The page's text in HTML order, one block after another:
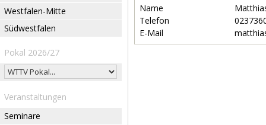
Westfalen-Mitte
Südwestfalen
Pokal 2026/27
Veranstaltungen
Seminare
Name
Telefon
E-Mail